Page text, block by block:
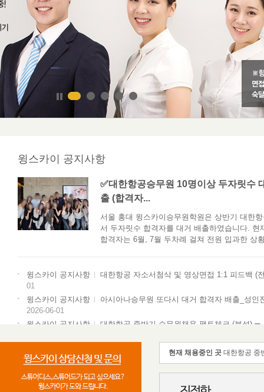
윙스카이 공지사항
✅대한항공승무원 10명이상 두자릿수
출 (합격자...
서울 홍대 윙스카이승무원학원은 상반기 대한
서 두자릿수 합격자를 대거 배출하였습니다. 현
합격자는 6월, 7월 두차례 걸쳐 전원 입과한 상
윙스카이 공지사항
대한항공 자소서첨삭 및 영상면접 1:1 피드백 (
01
윙스카이 공지사항
아시아나승무원 또다시 대거 합격자 배출_성인
2026-06-01
윙스카이 공지사항
대한항공 중반기 승무원채용 팩트체크 (분석)
현재 채용중인 곳 에미레이트
현재 채용중인 곳 대한항공 중